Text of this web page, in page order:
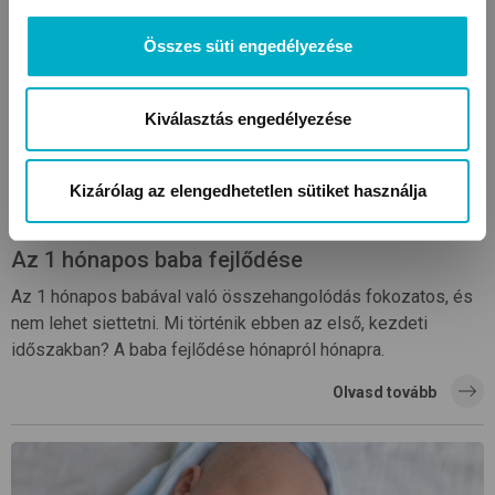
Összes süti engedélyezése
Kiválasztás engedélyezése
Kizárólag az elengedhetetlen sütiket használja
Az 1 hónapos baba fejlődése
Az 1 hónapos babával való összehangolódás fokozatos, és
nem lehet siettetni. Mi történik ebben az első, kezdeti
időszakban? A baba fejlődése hónapról hónapra.
Olvasd tovább